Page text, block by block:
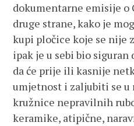
dokumentarne emisije o
druge strane, kako je
kupi pločice koje se nije
ipak je u sebi bio siguran
da će prije ili kasnije
umjetnost i zaljubiti se u
kružnice nepravilnih
keramike, atipične,